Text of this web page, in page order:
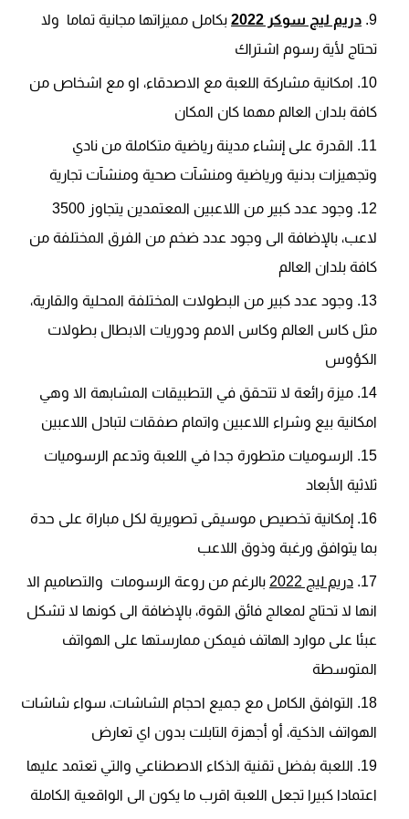
دريم ليج سوكر 2022
بكامل مميزاتها مجانية تماما ولا
تحتاج لأية رسوم اشتراك
امكانية مشاركة اللعبة مع الاصدقاء، او مع اشخاص من
كافة بلدان العالم مهما كان المكان
القدرة على إنشاء مدينة رياضية متكاملة من نادي
وتجهيزات بدنية ورياضية ومنشآت صحية ومنشآت تجارية
وجود عدد كبير من اللاعبين المعتمدين يتجاوز 3500
لاعب، بالإضافة الى وجود عدد ضخم من الفرق المختلفة من
كافة بلدان العالم
وجود عدد كبير من البطولات المختلفة المحلية والقارية،
مثل كاس العالم وكاس الامم ودوريات الابطال بطولات
الكؤوس
ميزة رائعة لا تتحقق في التطبيقات المشابهة الا وهي
امكانية بيع وشراء اللاعبين واتمام صفقات لتبادل اللاعبين
الرسوميات متطورة جدا في اللعبة وتدعم الرسوميات
ثلاثية الأبعاد
إمكانية تخصيص موسيقى تصويرية لكل مباراة على حدة
بما يتوافق ورغبة وذوق اللاعب
دريم ليج 2022
بالرغم من روعة الرسومات والتصاميم الا
انها لا تحتاج لمعالج فائق القوة، بالإضافة الى كونها لا تشكل
عبئا على موارد الهاتف فيمكن ممارستها على الهواتف
المتوسطة
التوافق الكامل مع جميع احجام الشاشات، سواء شاشات
الهواتف الذكية، أو أجهزة التابلت بدون اي تعارض
اللعبة بفضل تقنية الذكاء الاصطناعي والتي تعتمد عليها
اعتمادا كبيرا تجعل اللعبة اقرب ما يكون الى الواقعية الكاملة